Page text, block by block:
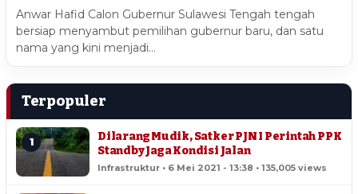
Anwar Hafid Calon Gubernur Sulawesi Tengah tengah
bersiap menyambut pemilihan gubernur baru, dan satu
nama yang kini menjadi…
Terpopuler
1
Dilarang Mudik, Satker PJN I Perintah PPK
Standby Jaga Kondisi Jalan
Infrastruktur • 6 Mei 2021 - 13:38 • 135,005 views